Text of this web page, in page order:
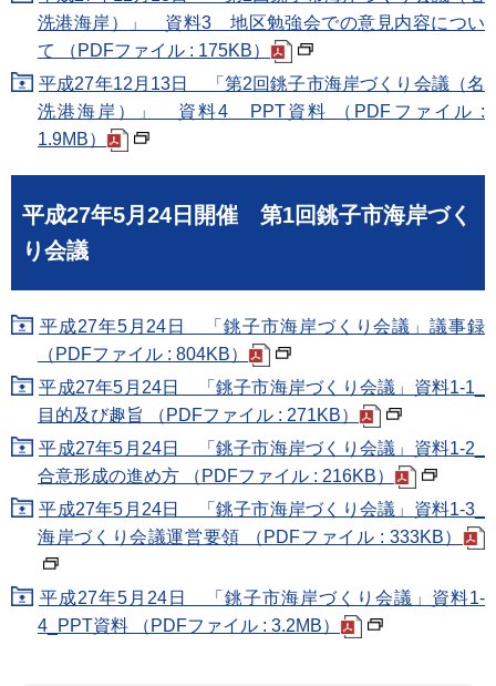
洗港海岸）」 資料3 地区勉強会での意見内容につい
て （PDFファイル : 175KB）
平成27年12月13日 「第2回銚子市海岸づくり会議（名
洗港海岸）」 資料4 PPT資料 （PDFファイル :
1.9MB）
平成27年5月24日開催 第1回銚子市海岸づく
り会議
平成27年5月24日 「銚子市海岸づくり会議」議事録
（PDFファイル : 804KB）
平成27年5月24日 「銚子市海岸づくり会議」資料1-1_
目的及び趣旨 （PDFファイル : 271KB）
平成27年5月24日 「銚子市海岸づくり会議」資料1-2_
合意形成の進め方 （PDFファイル : 216KB）
平成27年5月24日 「銚子市海岸づくり会議」資料1-3_
海岸づくり会議運営要領 （PDFファイル : 333KB）
平成27年5月24日 「銚子市海岸づくり会議」資料1-
4_PPT資料 （PDFファイル : 3.2MB）